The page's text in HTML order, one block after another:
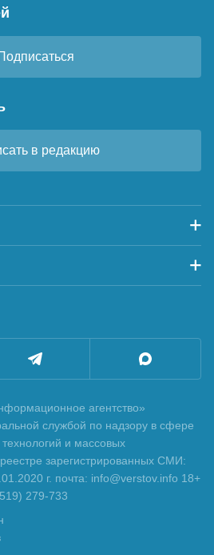
в редакцию
агентство»
службой по надзору в сфере
и массовых
зарегистрированных СМИ:
г. почта: info@verstov.info 18+
279-733